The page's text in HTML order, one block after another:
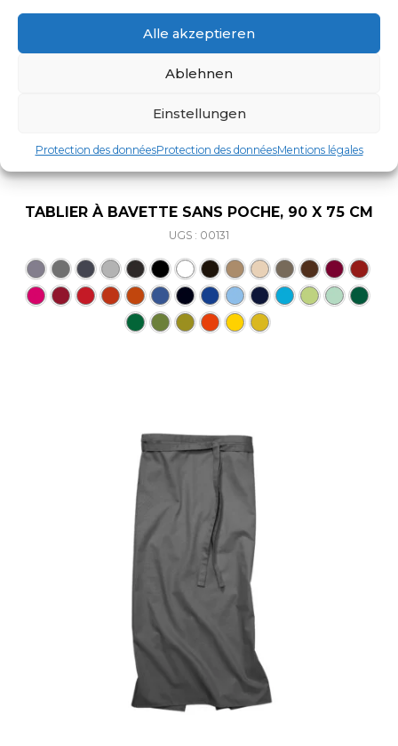
Alle akzeptieren
Ablehnen
Einstellungen
Protection des donnéesProtection des donnéesMentions légales
TABLIER À BAVETTE SANS POCHE, 90 X 75 CM
UGS : 00131